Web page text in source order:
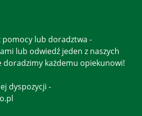
pomocy lub doradztwa -
lub odwiedź jeden z naszych
doradzimy każdemu opiekunowi!
dyspozycji -